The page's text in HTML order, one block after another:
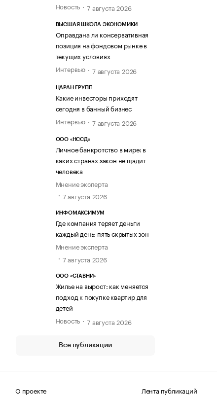
Новость
7 августа 2026
ВЫСШАЯ ШКОЛА ЭКОНОМИКИ
Оправдана ли консервативная
позиция на фондовом рынке в
текущих условиях
Интервью
7 августа 2026
ЦАРАН ГРУПП
Какие инвесторы приходят
сегодня в банный бизнес
Интервью
7 августа 2026
ООО «НССД»
Личное банкротство в мире: в
каких странах закон не щадит
человека
Мнение эксперта
7 августа 2026
ИНФОМАКСИМУМ
Где компания теряет деньги
каждый день: пять скрытых зон
Мнение эксперта
7 августа 2026
ООО «СТАВНИ»
Жилье на вырост: как меняется
подход к покупке квартир для
детей
Новость
7 августа 2026
Все публикации
О проекте
Лента публикаций